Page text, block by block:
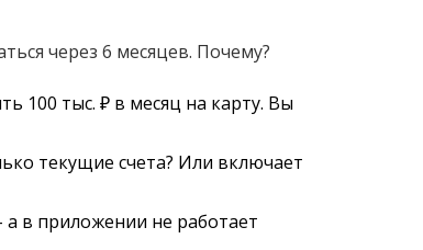
через 6 месяцев. Почему?
100 тыс. ₽ в месяц на карту. Вы
текущие счета? Или включает
а в приложении не работает